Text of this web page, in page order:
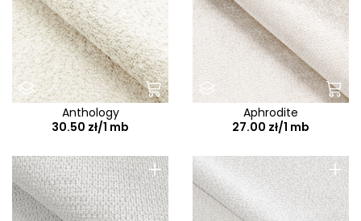
Anthology
30.50 zł/1 mb
Aphrodite
27.00 zł/1 mb
+ +